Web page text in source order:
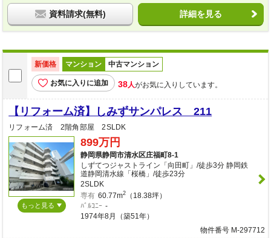
資料請求(無料) 詳細を見る
新価格 マンション 中古マンション
お気に入りに追加 38人がお気に入りしています。
【リフォーム済】しみずサンパレス 211
リフォーム済 2階角部屋 2SLDK
もっと見る
899万円
静岡県静岡市清水区庄福町8-1
しずてつジャストライン「向田町」/徒歩3分 静岡鉄
道静岡清水線「桜橋」/徒歩23分
2SLDK
専有 60.77m2（18.38坪）
ﾊﾞﾙｺﾆｰ -
1974年8月（築51年）
物件番号 M-297712